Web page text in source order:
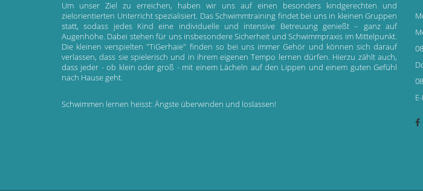
Um unser Ziel zu erreichen, haben wir uns auf einen besonders kindgerechten und
zielorientierten Unterricht spezialisiert. Das Schwimmtraining findet bei uns in kleinen Gruppen
statt, sodass jedes Kind eine individuelle und intensive Betreuung genießt – ganz auf
Augenhöhe. Dabei stehen für uns insbesondere Sicherheit und Schwimmpraxis im Mittelpunkt.
Die kleinen verspielten "TiGerhaie" finden so bei uns immer Gehör und können sich darauf
verlassen, dass sie spielerisch und in ihrem eigenen Tempo lernen dürfen. Hierzu zählt auch,
dass jeder - ob klein oder groß - mit einem Lächeln auf den Lippen und einem guten Gefühl
nach Hause geht.
Schwimmen lernen heisst: Ängste überwinden und loslassen!